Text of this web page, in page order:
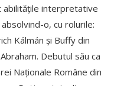
abilitățile interpretative
o, cu rolurile:
Kálmán și Buffy din
Debutul său ca
Naționale Române din